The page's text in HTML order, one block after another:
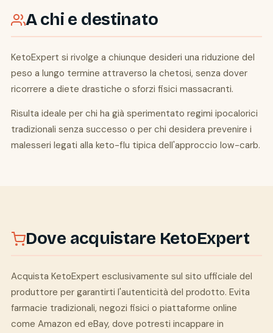
A chi e destinato
KetoExpert si rivolge a chiunque desideri una riduzione del
peso a lungo termine attraverso la chetosi, senza dover
ricorrere a diete drastiche o sforzi fisici massacranti.
Risulta ideale per chi ha già sperimentato regimi ipocalorici
tradizionali senza successo o per chi desidera prevenire i
malesseri legati alla keto-flu tipica dell'approccio low-carb.
Dove acquistare KetoExpert
Acquista KetoExpert esclusivamente sul sito ufficiale del
produttore per garantirti l'autenticità del prodotto. Evita
farmacie tradizionali, negozi fisici o piattaforme online
come Amazon ed eBay, dove potresti incappare in